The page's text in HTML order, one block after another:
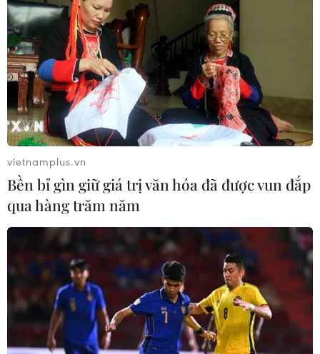
vietnamplus.vn
Bền bỉ gìn giữ giá trị văn hóa đã được vun đắp
qua hàng trăm năm